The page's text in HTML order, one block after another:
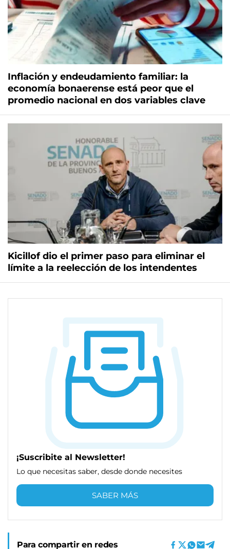
Inflación y endeudamiento familiar: la
economía bonaerense está peor que el
promedio nacional en dos variables clave
Kicillof dio el primer paso para eliminar el
límite a la reelección de los intendentes
¡Suscribite al Newsletter!
Lo que necesitas saber, desde donde necesites
SABER MÁS
Para compartir en redes